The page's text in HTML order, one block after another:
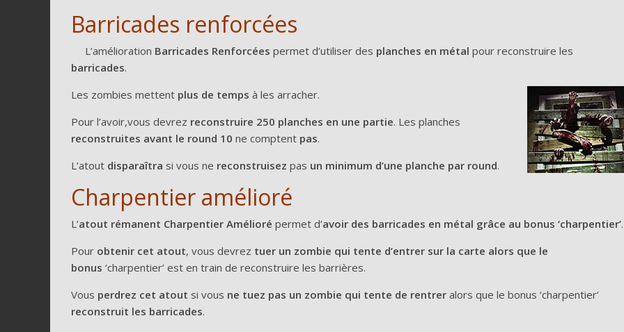
Barricades renforcées
L’amélioration Barricades Renforcées permet d’utiliser des planches en métal pour reconstruire les
barricades.
Les zombies mettent plus de temps à les arracher.
Pour l’avoir,vous devrez reconstruire 250 planches en une partie. Les planches
reconstruites avant le round 10 ne comptent pas.
L’atout disparaîtra si vous ne reconstruisez pas un minimum d’une planche par round.
Charpentier amélioré
L’atout rémanent Charpentier Amélioré permet d’avoir des barricades en métal grâce au bonus ‘charpentier’.
Pour obtenir cet atout, vous devrez tuer un zombie qui tente d’entrer sur la carte alors que le
bonus ‘charpentier’ est en train de reconstruire les barrières.
Vous perdrez cet atout si vous ne tuez pas un zombie qui tente de rentrer alors que le bonus ‘charpentier’
reconstruit les barricades.